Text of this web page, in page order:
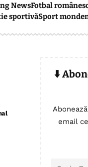
NewsFotbal
sportivăSport
⬇️
email